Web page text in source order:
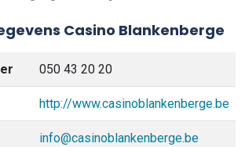
Casino Blankenberge
050 43 20 20
http://www.casinoblankenberge.be
info@casinoblankenberge.be